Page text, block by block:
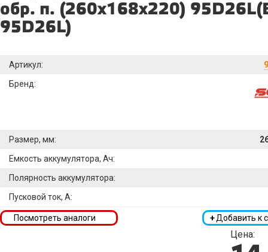
обр. п. (260х168х220)
95D26L)
Артикул:
Бренд:
Размер, мм:
Емкость аккумулятора, Ач:
Полярность аккумулятора:
Пусковой ток, А:
+Добавить к
Посмотреть аналоги
Цена: